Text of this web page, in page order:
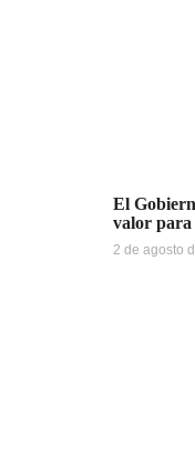
El
valor
2 de agosto